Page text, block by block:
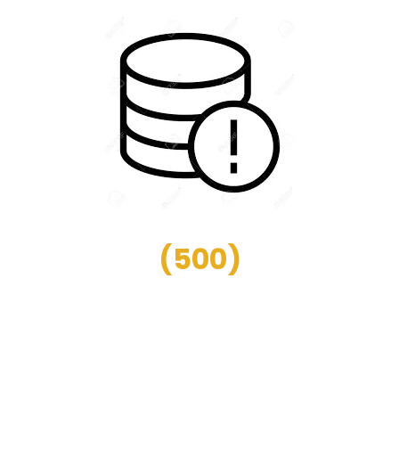
(500)